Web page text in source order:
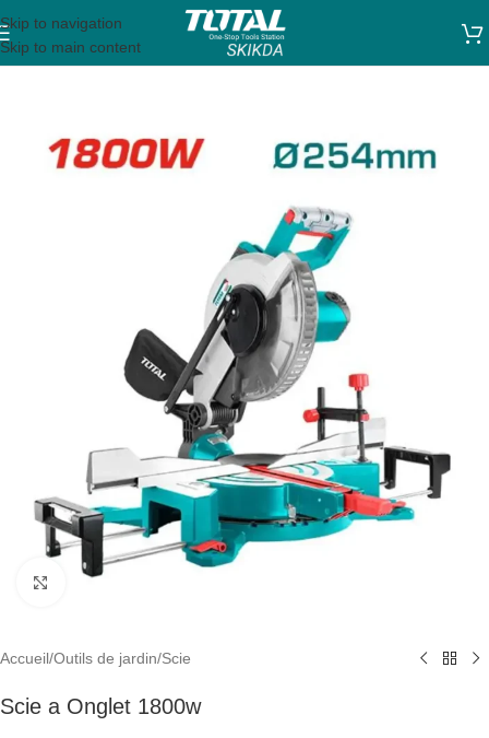
Skip to navigation
Skip to main content
Click to enlarge
Accueil/Outils de jardin/Scie
Scie a Onglet 1800w